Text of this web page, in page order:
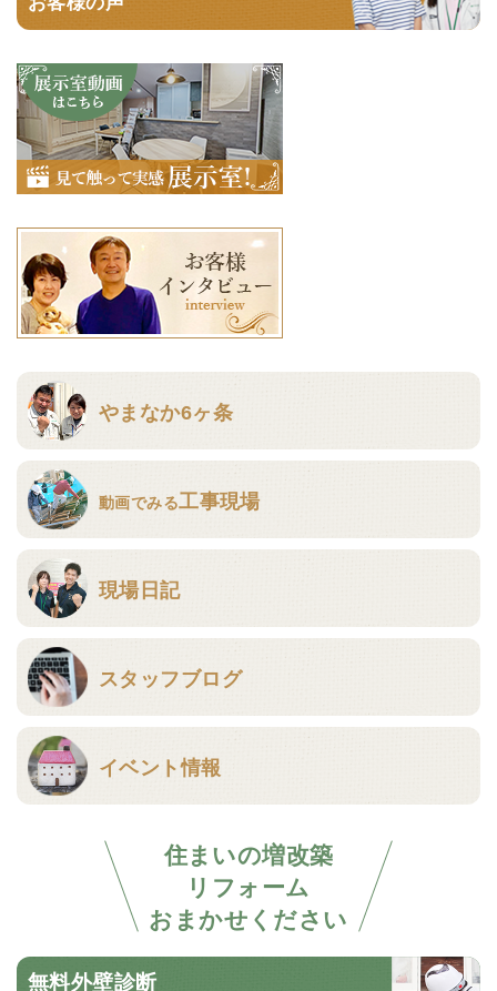
やまなか6ヶ条
動画でみる工事現場
現場日記
スタッフブログ
イベント情報
住まいの増改築
リフォーム
おまかせください
無料外壁診断